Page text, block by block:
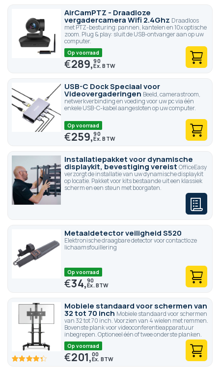
AirCamPTZ - Draadloze
vergadercamera Wifi 2.4Ghz Draadloos
met PTZ-besturing: pannen, kantelen en 10x optische
zoom. Plug & play: sluit de USB-ontvanger aan op uw
computer.
Op voorraad
€289,90
USB-C Dock Speciaal voor
Videovergaderingen Beeld, camerastroom,
netwerkverbinding en voeding voor uw pc via één
enkele USB-C-kabel aangesloten op uw computer.
Op voorraad
€259,90
Installatiepakket voor dynamische
displaykit, bevestiging vereist OfficeEasy
verzorgt de installatie van uw dynamische displaykit
op locatie. Pakket voor kits bestaande uit een klassiek
scherm en een steun met boorgaten.
Metaaldetector veiligheid S520
Elektronische draagbare detector voor contactloze
lichaamsfouillering
Op voorraad
€34,90
Mobiele standaard voor schermen van
32 tot 70 inch Mobiele standaard voor schermen
van 32 tot 70 inch. Voorzien van 4 wielen met remmen.
Bovenste plank voor videoconferentieapparatuur
inbegrepen. Optioneel één of twee onderste planken.
86.6100
Op voorraad
€201,00